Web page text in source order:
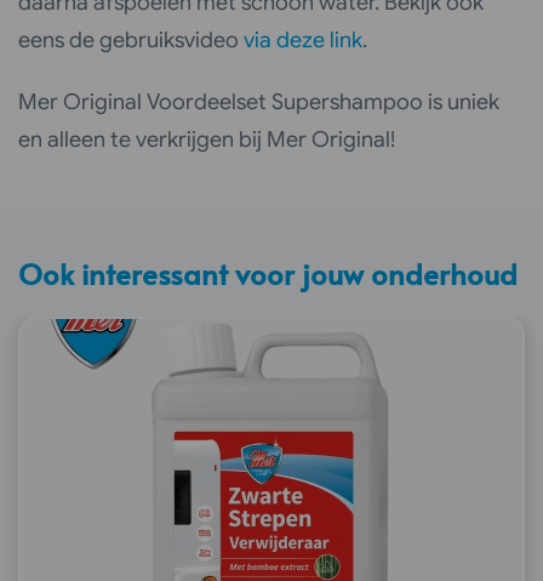
eens de gebruiksvideo via deze link.
Mer Original Voordeelset Supershampoo is uniek
en alleen te verkrijgen bij Mer Original!
Ook interessant voor jouw onderhoud